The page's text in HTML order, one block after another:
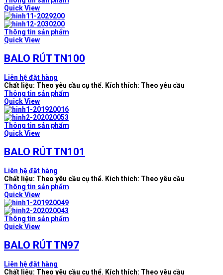
Quick View
Thông tin sản phẩm
Quick View
BALO RÚT TN100
Liên hệ đặt hàng
Chất liệu: Theo yêu cầu cụ thể. Kích thích: Theo yêu cầu
Thông tin sản phẩm
Quick View
Thông tin sản phẩm
Quick View
BALO RÚT TN101
Liên hệ đặt hàng
Chất liệu: Theo yêu cầu cụ thể. Kích thích: Theo yêu cầu
Thông tin sản phẩm
Quick View
Thông tin sản phẩm
Quick View
BALO RÚT TN97
Liên hệ đặt hàng
Chất liệu: Theo yêu cầu cụ thể. Kích thích: Theo yêu cầu